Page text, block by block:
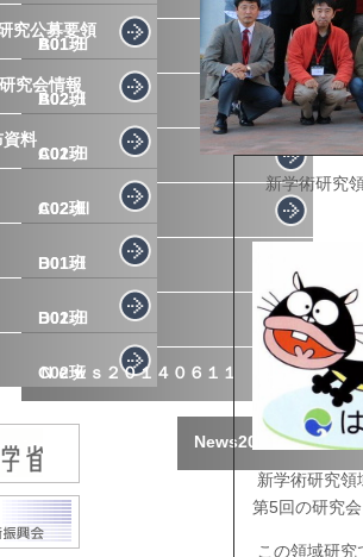
B01班
B02班
C01班
C02班
D01班
D02班
Ｎｅｗｓ２０１４０６１１
A01-Ⅱ
A02-Ⅰ
A02-Ⅱ
A02-Ⅲ
B01-Ⅰ
B01-Ⅱ
C02班
News20140611
究公募要領
究会情報
料
新学術研究
新学術研究
第5回の研究
この領域研